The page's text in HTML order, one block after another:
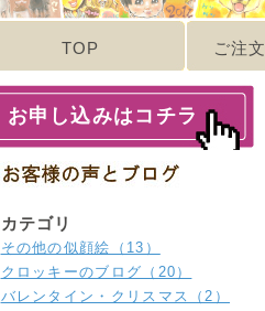
TOP ご注
お申し込みはコチラ
カテゴリ
その他の似顔絵（13）
クロッキーのブログ（20）
バレンタイン・クリスマス（2）